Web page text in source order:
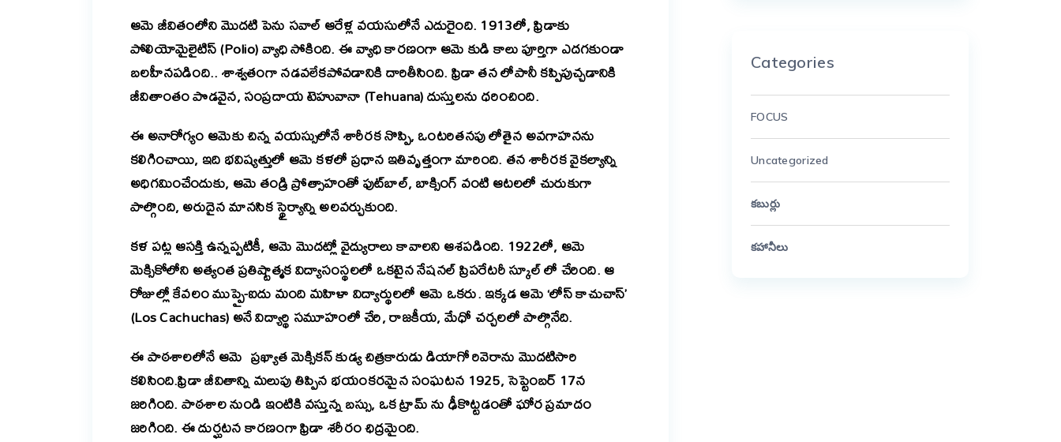
ఆమె జీవితంలోని మొదటి పెను సవాల్ ఆరేళ్ల వయసులోనే ఎదురైంది. 1913లో, ఫ్రిడాకు
పోలియోమైలైటిస్ (Polio) వ్యాధి సోకింది. ఈ వ్యాధి కారణంగా ఆమె కుడి కాలు పూర్తిగా ఎదగకుండా
బలహీనపడింది.. శాశ్వతంగా నడవలేకపోవడానికి దారితీసింది. ఫ్రిడా తన లోపానీ కప్పిపుచ్చడానికి
జీవితాంతం పొడవైన, సంప్రదాయ టెహువానా (Tehuana) దుస్తులను ధరించింది.
ఈ అనారోగ్యం ఆమెకు చిన్న వయస్సులోనే శారీరక నొప్పి, ఒంటరితనపు లోతైన అవగాహనను
కలిగించాయి, ఇది భవిష్యత్తులో ఆమె కళలో ప్రధాన ఇతివృత్తంగా మారింది. తన శారీరక వైకల్యాన్ని
అధిగమించేందుకు, ఆమె తండ్రి ప్రోత్సాహంతో ఫుట్‌బాల్, బాక్సింగ్ వంటి ఆటలలో చురుకుగా
పాల్గొంది, అరుదైన మానసిక స్థైర్యాన్ని అలవర్చుకుంది.
కళ పట్ల ఆసక్తి ఉన్నప్పటికీ, ఆమె మొదట్లో వైద్యురాలు కావాలని ఆశపడింది. 1922లో, ఆమె
మెక్సికోలోని అత్యంత ప్రతిష్టాత్మక విద్యాసంస్థలలో ఒకటైన నేషనల్ ప్రిపరేటరీ స్కూల్ లో చేరింది. ఆ
రోజుల్లో కేవలం ముప్పై-ఐదు మంది మహిళా విద్యార్థులలో ఆమె ఒకరు. ఇక్కడ ఆమె ‘లోస్ కాచుచాస్’
(Los Cachuchas) అనే విద్యార్థి సమూహంలో చేరి, రాజకీయ, మేధో చర్చలలో పాల్గొనేది.
ఈ పాఠశాలలోనే ఆమె ప్రఖ్యాత మెక్సికన్ కుడ్య చిత్రకారుడు డియాగో రివెరాను మొదటిసారి
కలిసింది.ఫ్రిడా జీవితాన్ని మలుపు తిప్పిన భయంకరమైన సంఘటన 1925, సెప్టెంబర్ 17న
జరిగింది. పాఠశాల నుండి ఇంటికి వస్తున్న బస్సు, ఒక ట్రామ్ ను ఢీకొట్టడంతో ఘోర ప్రమాదం
జరిగింది. ఈ దుర్ఘటన కారణంగా ఫ్రిడా శరీరం ఛిద్రమైంది.
Categories
FOCUS
Uncategorized
కబుర్లు
కహానీలు